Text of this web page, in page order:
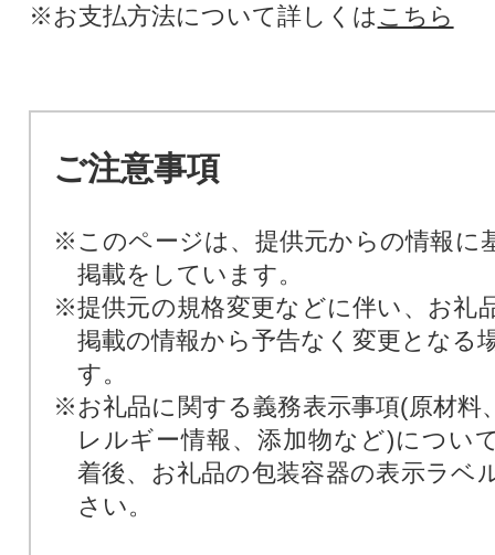
※お支払方法について詳しくは こちら
ご注意事項
※このページは、提供元からの情報に
掲載をしています。
※提供元の規格変更などに伴い、お礼
掲載の情報から予告なく変更となる
す。
※お礼品に関する義務表示事項(原材料
レルギー情報、添加物など)につい
着後、お礼品の包装容器の表示ラベ
さい。